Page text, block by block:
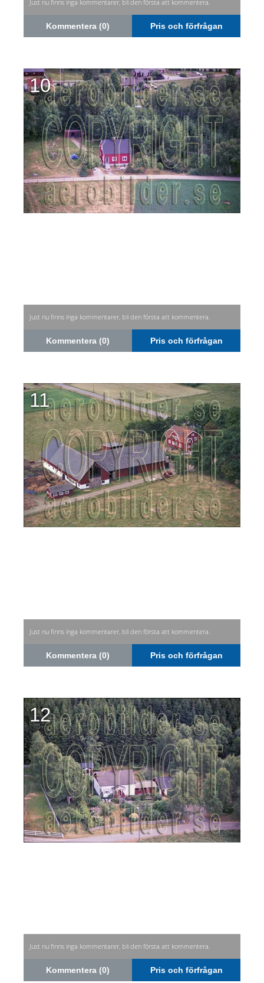
Just nu finns inga kommentarer, bli den första att kommentera.
Kommentera (0) Pris och förfrågan
10
Just nu finns inga kommentarer, bli den första att kommentera.
Kommentera (0) Pris och förfrågan
11
Just nu finns inga kommentarer, bli den första att kommentera.
Kommentera (0) Pris och förfrågan
12
Just nu finns inga kommentarer, bli den första att kommentera.
Kommentera (0) Pris och förfrågan